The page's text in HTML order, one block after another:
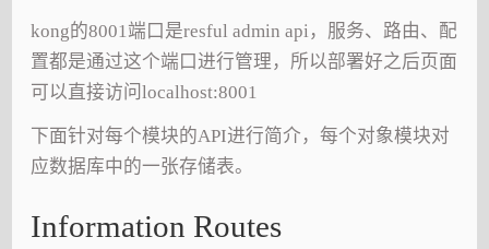
kong的8001端口是resful admin api，服务、路由、配
置都是通过这个端口进行管理，所以部署好之后页面
可以直接访问localhost:8001
下面针对每个模块的API进行简介，每个对象模块对
应数据库中的一张存储表。
Information Routes